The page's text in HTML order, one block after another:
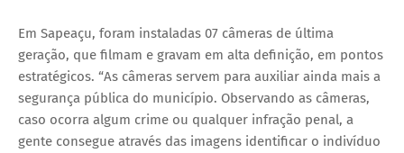
Em Sapeaçu, foram instaladas 07 câmeras de última
geração, que filmam e gravam em alta definição, em pontos
estratégicos. “As câmeras servem para auxiliar ainda mais a
segurança pública do município. Observando as câmeras,
caso ocorra algum crime ou qualquer infração penal, a
gente consegue através das imagens identificar o indivíduo